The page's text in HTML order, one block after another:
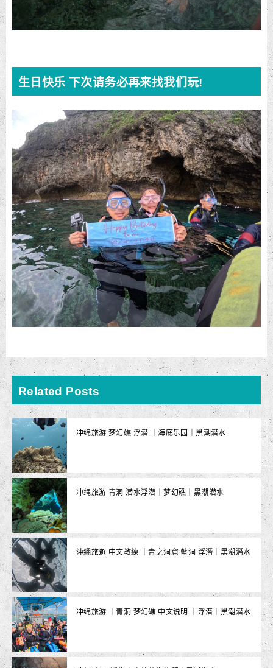
生日快乐 下次请务必再来找我们玩!
Related Posts
冲绳旅游 梦幻礁 浮潜 ｜海底乐园｜黑潮潜水
冲绳旅游 青洞 潜水浮潜｜梦幻礁｜黑潮潜水
沖繩旅遊 中文教練 ｜青之洞窟 藍洞 浮潛｜黑潮潛水
冲绳旅游 ｜青洞 梦幻礁 中文说明 ｜浮潜｜黑潮潜水